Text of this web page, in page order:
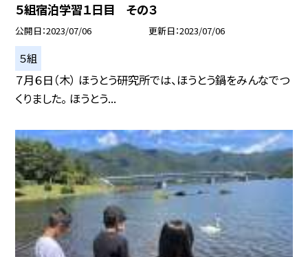
５組宿泊学習１日目 その３
公開日 2023/07/06 更新日 2023/07/06
５組
７月６日（木） ほうとう研究所では、ほうとう鍋をみんなでつ
くりました。 ほうとう...